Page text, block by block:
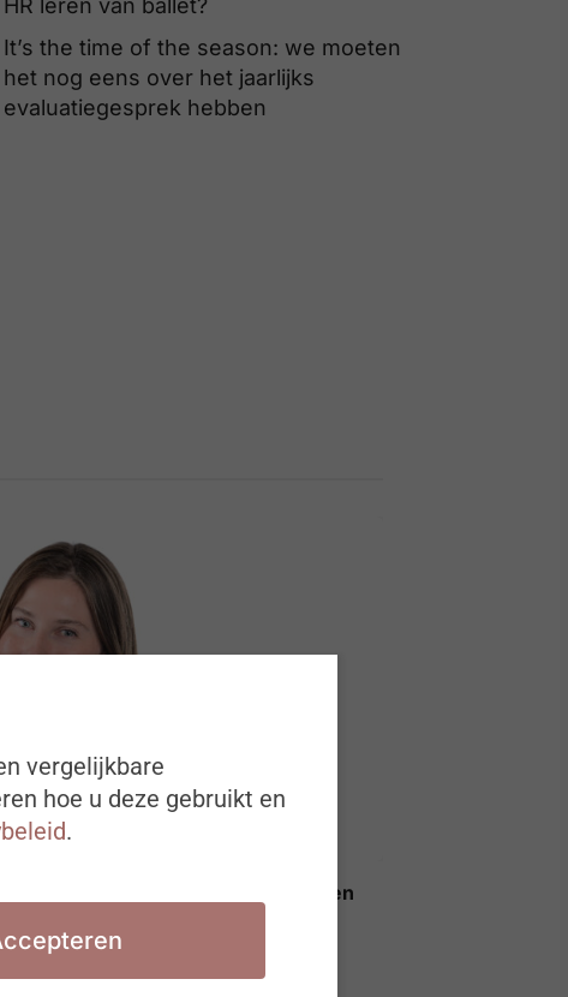
HR leren van ballet?
It’s the time of the season: we moeten
het nog eens over het jaarlijks
evaluatiegesprek hebben
voor AI op het werk gelden
vergelijkbare
hoe u deze gebruikt en
.